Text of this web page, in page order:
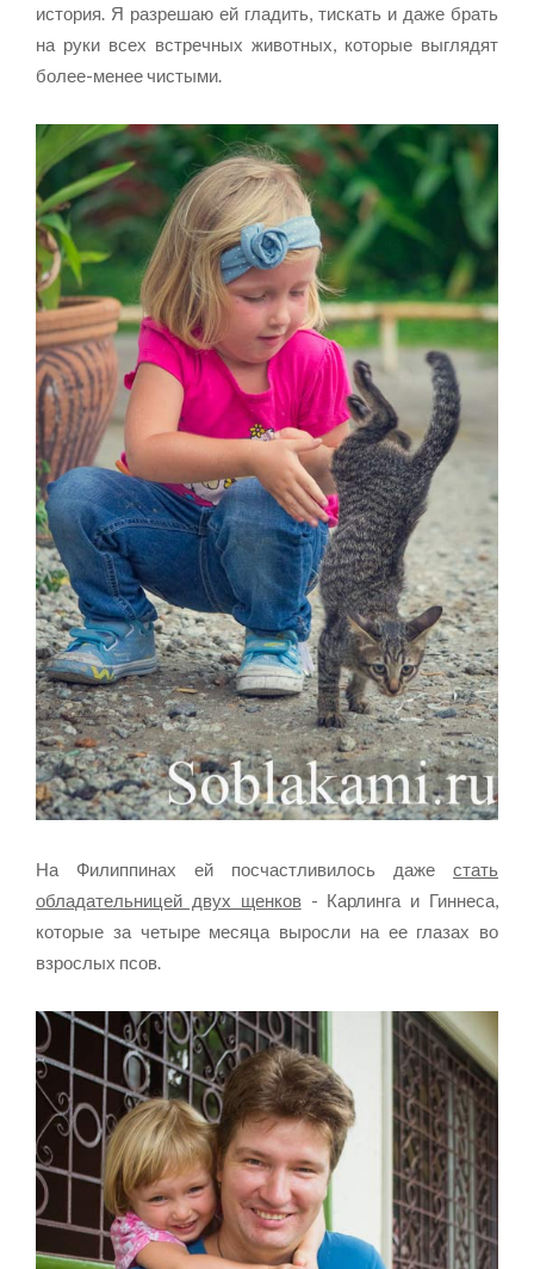
история. Я разрешаю ей гладить, тискать и даже брать
на руки всех встречных животных, которые выглядят
более-менее чистыми.
На Филиппинах ей посчастливилось даже стать
обладательницей двух щенков- Карлинга и Гиннеса,
которые за четыре месяца выросли на ее глазах во
взрослых псов.